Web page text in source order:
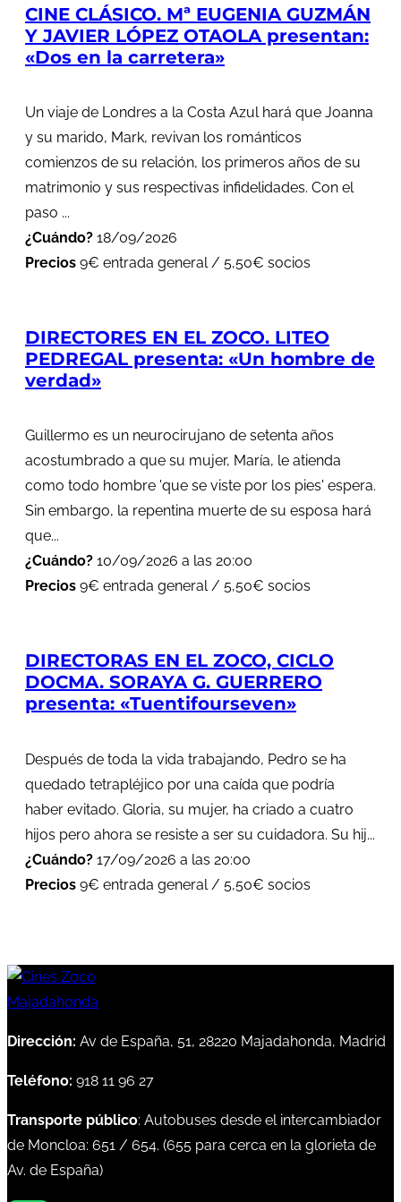
CINE CLÁSICO. Mª EUGENIA GUZMÁN
Y JAVIER LÓPEZ OTAOLA presentan:
«Dos en la carretera»
Un viaje de Londres a la Costa Azul hará que Joanna
y su marido, Mark, revivan los románticos
comienzos de su relación, los primeros años de su
matrimonio y sus respectivas infidelidades. Con el
paso ...
¿Cuándo? 18/09/2026
Precios 9€ entrada general / 5,50€ socios
DIRECTORES EN EL ZOCO. LITEO
PEDREGAL presenta: «Un hombre de
verdad»
Guillermo es un neurocirujano de setenta años
acostumbrado a que su mujer, María, le atienda
como todo hombre 'que se viste por los pies' espera.
Sin embargo, la repentina muerte de su esposa hará
que...
¿Cuándo? 10/09/2026 a las 20:00
Precios 9€ entrada general / 5,50€ socios
DIRECTORAS EN EL ZOCO, CICLO
DOCMA. SORAYA G. GUERRERO
presenta: «Tuentifourseven»
Después de toda la vida trabajando, Pedro se ha
quedado tetrapléjico por una caída que podría
haber evitado. Gloria, su mujer, ha criado a cuatro
hijos pero ahora se resiste a ser su cuidadora. Su hij...
¿Cuándo? 17/09/2026 a las 20:00
Precios 9€ entrada general / 5,50€ socios
Dirección: Av de España, 51, 28220 Majadahonda, Madrid
Teléfono: 918 11 96 27
Transporte público: Autobuses desde el intercambiador
de Moncloa: 651 / 654. (655 para cerca en la glorieta de
Av. de España)